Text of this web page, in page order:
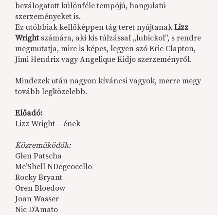
beválogatott különféle tempójú, hangulatú
szerzeményeket is.
Ez utóbbiak kellőképpen tág teret nyújtanakLizz
Wrightszámára, aki kis túlzással „lubickol”, s rendre
megmutatja, mire is képes, legyen szó Eric Clapton,
Jimi Hendrix vagy Angelique Kidjo szerzeményről.
Mindezek után nagyon kíváncsi vagyok, merre megy
tovább legközelebb.
Előadó:
Lizz Wright – ének
Közreműködők:
Glen Patscha
Me’Shell NDegeocello
Rocky Bryant
Oren Bloedow
Joan Wasser
Nic D’Amato